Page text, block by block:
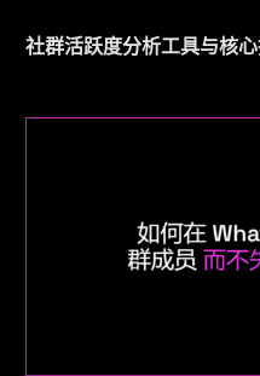
社群活跃度分析工具与核